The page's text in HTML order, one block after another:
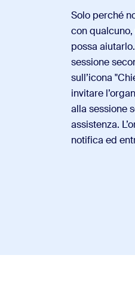
Solo perché
con
possa
sessione
sull’icona
invitare
alla sessione
assistenza.
notifica ed